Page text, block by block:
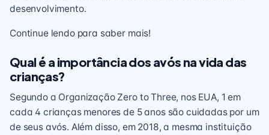
desenvolvimento.
Continue lendo para saber mais!
Qual é a importância dos avós na vida das
crianças?
Segundo a Organização Zero to Three, nos EUA, 1 em
cada 4 crianças menores de 5 anos são cuidadas por um
de seus avós. Além disso, em 2018, a mesma instituição